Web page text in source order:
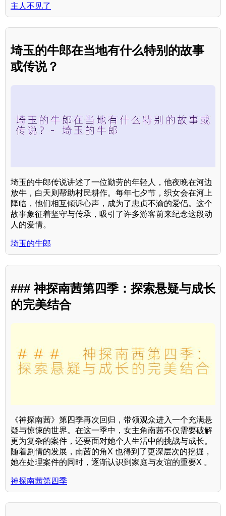
主人不见了
埼玉的牛郎在当地有什么特别的故事
或传说？
埼玉的牛郎传说讲述了一位勤劳的年轻人，他夜晚在河边
放牛，白天则帮助村民耕作。每年七夕节，织女会在河上
降临，他们相互倾诉心声，成为了忠贞不渝的爱侣。这个
故事象征着坚守与传承，吸引了许多游客前来纪念这段动
人的爱情。
埼玉的牛郎
### 神探南茜第四季：探索悬疑与成长
的完美结合
《神探南茜》第四季再次回归，带领观众进入一个充满悬
疑与惊悚的世界。在这一季中，女主角南茜不仅需要破解
更为复杂的案件，还要面对她个人生活中的挑战与成长。
随着剧情的发展，南茜的角X 也得到了更深层次的挖掘，
她在处理案件的同时，逐渐认识到家庭与友谊的重要X 。
神探南茜第四季